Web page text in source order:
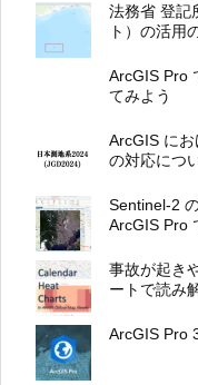
法務省 登記
ト）の活用
ArcGIS Pro
てみよう
ArcGIS に
の対応につ
Sentinel-2
ArcGIS Pro
事故が起き
ートで読み
ArcGIS Pro